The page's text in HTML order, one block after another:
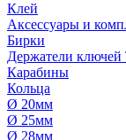
Клей
Аксессуары и
Бирки
Держатели ключей
Карабины
Кольца
Ø 20мм
Ø 25мм
Ø 28мм